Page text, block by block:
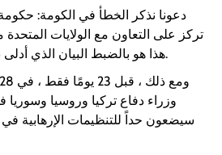
دعونا نذكر الخطأ في الكومة:
تركز على التعاون مع الولايات
هذا هو بالضبط البيان الذي أدلى به وزير الخارجية أمس.
وزراء دفاع تركيا وروسيا وسوريا
سيضعون حداً للتنظيمات الإرهابية